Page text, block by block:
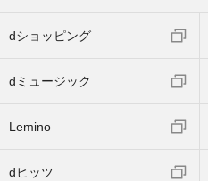
dショッピング
dミュージック
Lemino
dヒッツ